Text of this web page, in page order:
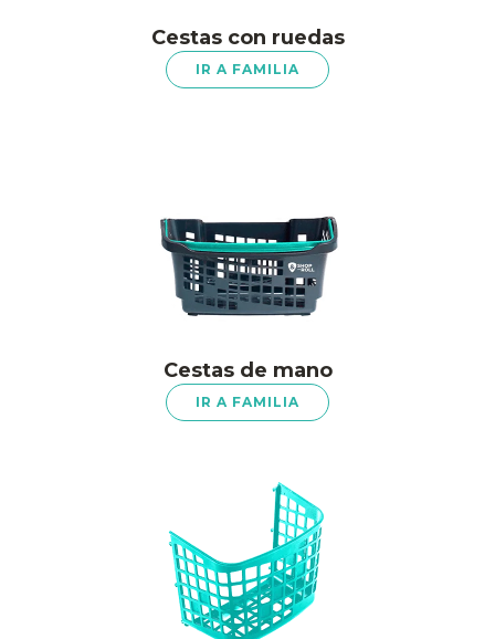
Cestas con ruedas
IR A FAMILIA
Cestas de mano
IR A FAMILIA